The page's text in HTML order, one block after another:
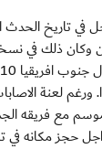
لعنة
حجز مكانه